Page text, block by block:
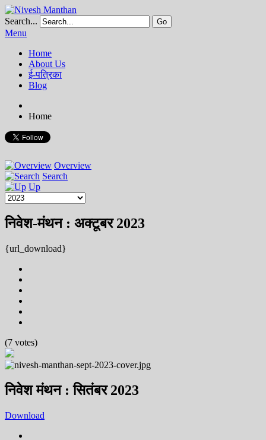
Search... Go
Menu
Home
About Us
ई-पत्रिका
Blog
Home
Overview
Search
Up
निवेश-मंथन : अक्टूबर 2023
{url_download}
(7 votes)
निवेश मंथन : सितंबर 2023
Download